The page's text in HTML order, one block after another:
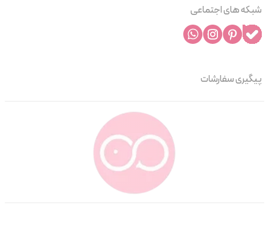
شبکه های اجتماعی
پیگیری سفارشات